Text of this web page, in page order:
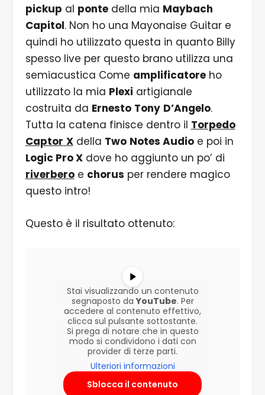
pickup al pontedella mia Maybach
Capitol. Non ho una Mayonaise Guitar e
quindi ho utilizzato questa in quanto Billy
spesso live per questo brano utilizza una
semiacustica Come amplificatoreho
utilizzato la mia Plexi artigianale
costruita da Ernesto Tony D’Angelo.
Tutta la catena finisce dentro il Torpedo
Captor Xdella Two Notes Audioe poi in
Logic Pro Xdove ho aggiunto un po’ di
riverberoe chorus per rendere magico
questo intro!
Questo è il risultato ottenuto:
Stai visualizzando un contenuto
segnaposto daYouTube. Per
accedere al contenuto effettivo,
clicca sul pulsante sottostante.
Si prega di notare che in questo
modo si condividono i dati con
provider di terze parti.
Ulteriori informazioni
Sblocca il contenuto